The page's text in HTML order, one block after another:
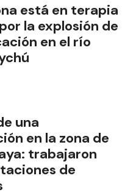
está en terapia
la explosión de
en el río
una
en la zona de
trabajaron
de